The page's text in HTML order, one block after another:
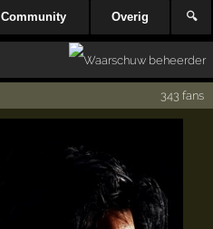
Community Overig 🔍
343 fans